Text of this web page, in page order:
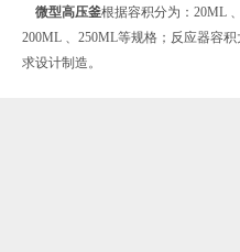
微型高压釜根据容积分为：20ML
200ML 、250ML等规格；反应器容
求设计制造。